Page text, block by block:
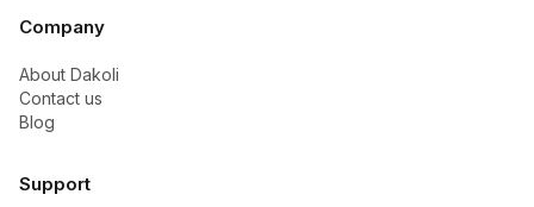
Company
About Dakoli
Contact us
Blog
Support